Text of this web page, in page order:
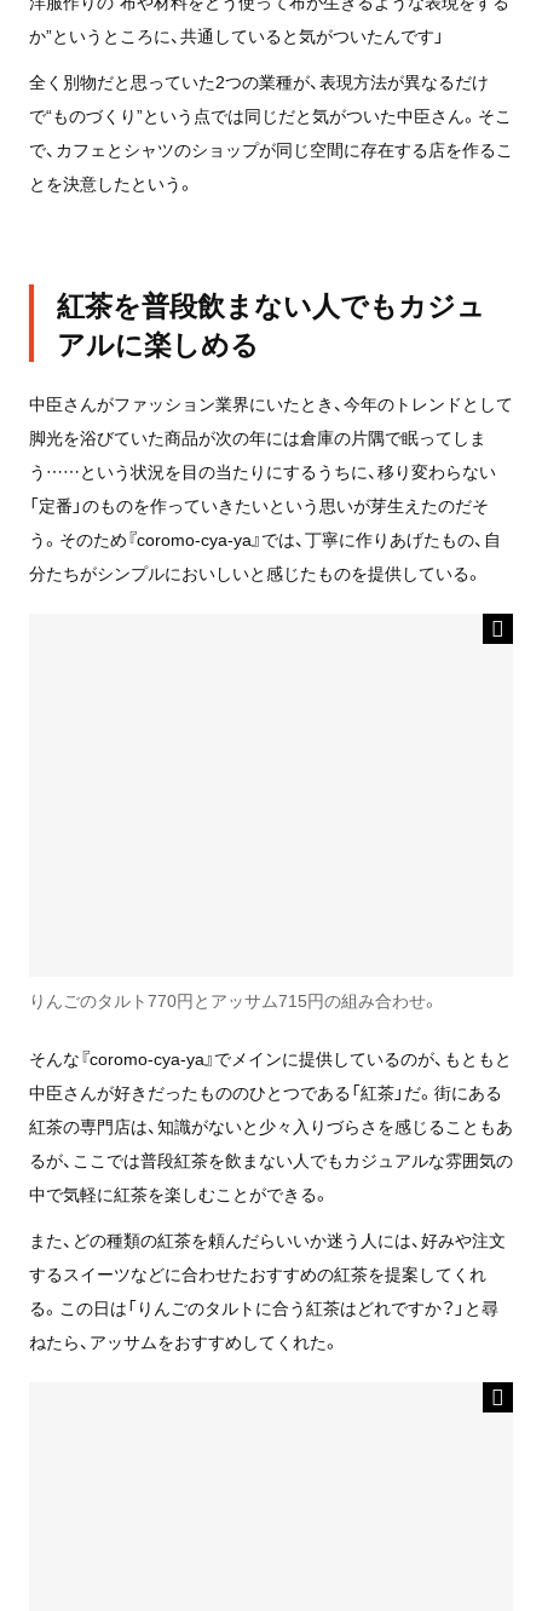
か”というところに、共通していると気がついたんです」
全く別物だと思っていた2つの業種が、表現方法が異なるだけ
で“ものづくり”という点では同じだと気がついた中臣さん。 そこ
で、カフェとシャツのショップが同じ空間に存在する店を作るこ
とを決意したという。
紅茶を普段飲まない人でもカジュ
アルに楽しめる
中臣さんがファッション業界にいたとき、今年のトレンドとして
脚光を浴びていた商品が次の年には倉庫の片隅で眠ってしま
う……という状況を目の当たりにするうちに、移り変わらない
「定番」のものを作っていきたいという思いが芽生えたのだそ
う。そのため『coromo-cya-ya』では、丁寧に作りあげたもの、自
分たちがシンプルにおいしいと感じたものを提供している。
りんごのタルト770円とアッサム715円の組み合わせ。
そんな『coromo-cya-ya』でメインに提供しているのが、もともと
中臣さんが好きだったもののひとつである「紅茶」だ。街にある
紅茶の専門店は、知識がないと少々入りづらさを感じることもあ
るが、ここでは普段紅茶を飲まない人でもカジュアルな雰囲気の
中で気軽に紅茶を楽しむことができる。
また、どの種類の紅茶を頼んだらいいか迷う人には、好みや注文
するスイーツなどに合わせたおすすめの紅茶を提案してくれ
る。この日は「りんごのタルトに合う紅茶はどれですか？」と尋
ねたら、アッサムをおすすめしてくれた。